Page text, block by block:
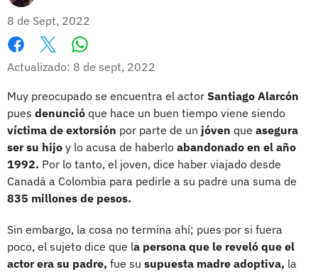
8 de Sept, 2022
Facebook
X
Actualizado: 8 de sept, 2022
Muy preocupado se encuentra el actor Santiago Alarcón
pues denunció que hace un buen tiempo viene siendo
víctima de extorsión por parte de un jóven que asegura
ser su hijo y lo acusa de haberlo abandonado en el año
1992. Por lo tanto, el joven, dice haber viajado desde
Canadá a Colombia para pedirle a su padre una suma de
835 millones de pesos.
Sin embargo, la cosa no termina ahí; pues por si fuera
poco, el sujeto dice que la persona que le reveló que el
actor era su padre, fue su supuesta madre adoptiva, la